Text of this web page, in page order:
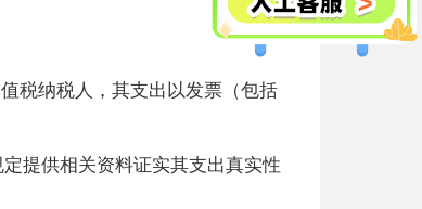
税纳税人，其支出以发票（包括
提供相关资料证实其支出真实性